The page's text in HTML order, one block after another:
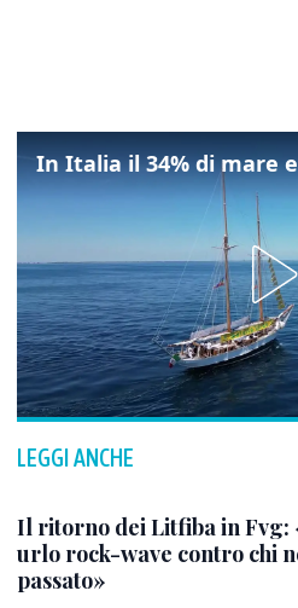
LEGGI ANCHE
Il ritorno dei Litfiba in Fvg:
urlo rock-wave contro chi
passato»